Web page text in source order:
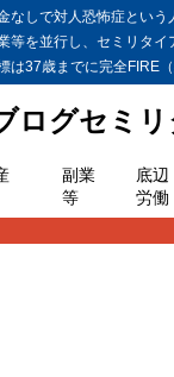
しで対人恐怖症とい
等を並行し、セミリ
37歳までに完全FIRE
ログセミ
副業
等
底辺
労働